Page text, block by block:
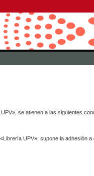
se atienen a las siguientes
UPV», supone la adhesión